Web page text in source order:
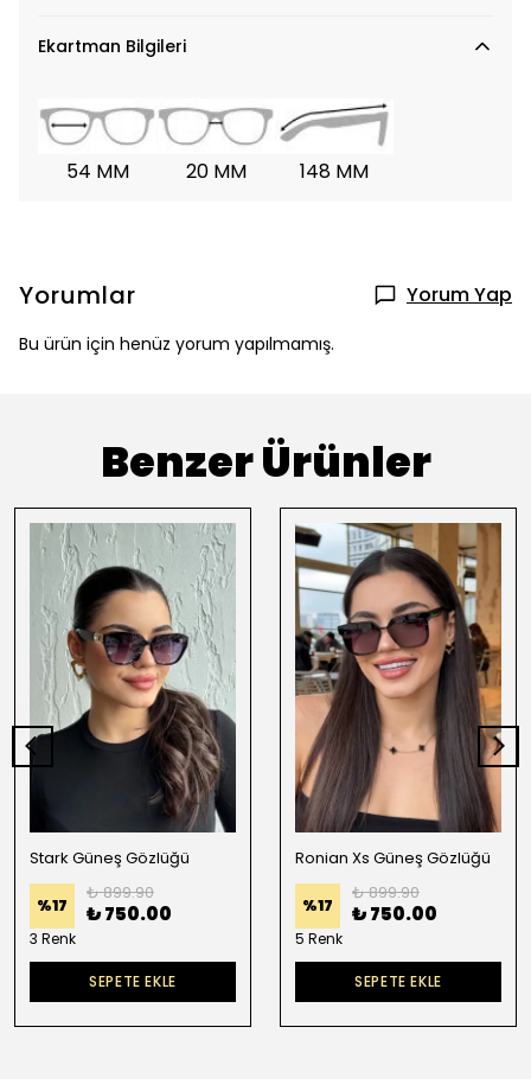
Ekartman Bilgileri
54 MM 20 MM 148 MM
Yorumlar Yorum Yap
Bu ürün için henüz yorum yapılmamış.
Benzer Ürünler
Stark Güneş Gözlüğü
%17
₺ 899.90
₺ 750.00
3 Renk
SEPETE EKLE
Ronian Xs Güneş Gözlüğü
%17
₺ 899.90
₺ 750.00
5 Renk
SEPETE EKLE